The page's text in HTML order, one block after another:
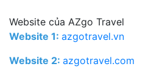
Website của AZgo Travel
Website 1: azgotravel.vn
Website 2: azgotravel.com